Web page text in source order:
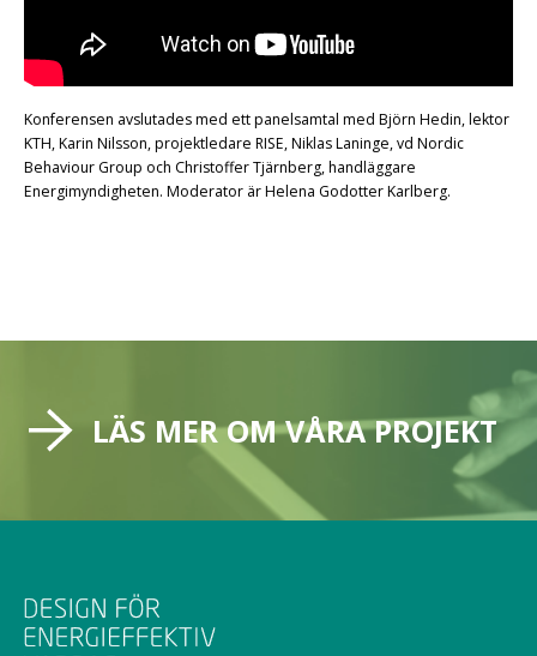
Konferensen avslutades med ett panelsamtal med Björn Hedin, lektor
KTH, Karin Nilsson, projektledare RISE, Niklas Laninge, vd Nordic
Behaviour Group och Christoffer Tjärnberg, handläggare
Energimyndigheten. Moderator är Helena Godotter Karlberg.
LÄS MER OM VÅRA PROJEKT